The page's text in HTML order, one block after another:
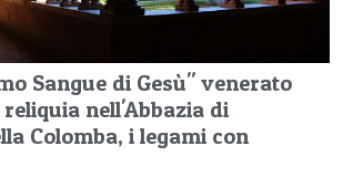
Sangue di Gesù" venerato
nell'Abbazia di
Colomba, i legami con